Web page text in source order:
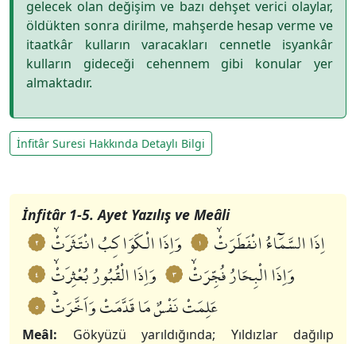
gelecek olan değişim ve bazı dehşet verici olaylar,
öldükten sonra dirilme, mahşerde hesap verme ve
itaatkâr kulların varacakları cennetle isyankâr
kulların gideceği cehennem gibi konular yer
almaktadır.
İnfitâr Suresi Hakkında Detaylı Bilgi
İnfitâr 1-5. Ayet Yazılış ve Meâli
اِذَا السَّمَٓاءُ انْفَطَرَتْۙ ١ وَاِذَا الْكَوَاكِبُ انْتَثَرَتْۙ ٢
وَاِذَا الْبِحَارُ فُجِّرَتْۙ ٣ وَاِذَا الْقُبُورُ بُعْثِرَتْۙ ٤
عَلِمَتْ نَفْسٌ مَا قَدَّمَتْ وَاَخَّرَتْؕ ٥
Meâl: Gökyüzü yarıldığında; Yıldızlar dağılıp